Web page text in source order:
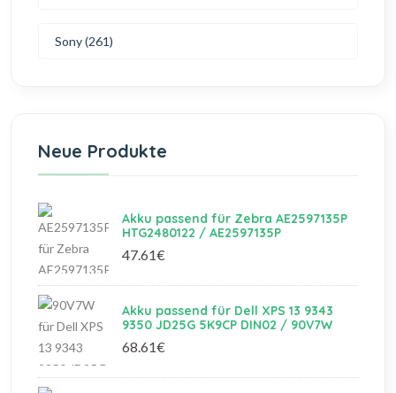
Sony (261)
Neue Produkte
Akku passend für Zebra AE2597135P
HTG2480122 / AE2597135P
47.61€
Akku passend für Dell XPS 13 9343
9350 JD25G 5K9CP DIN02 / 90V7W
68.61€